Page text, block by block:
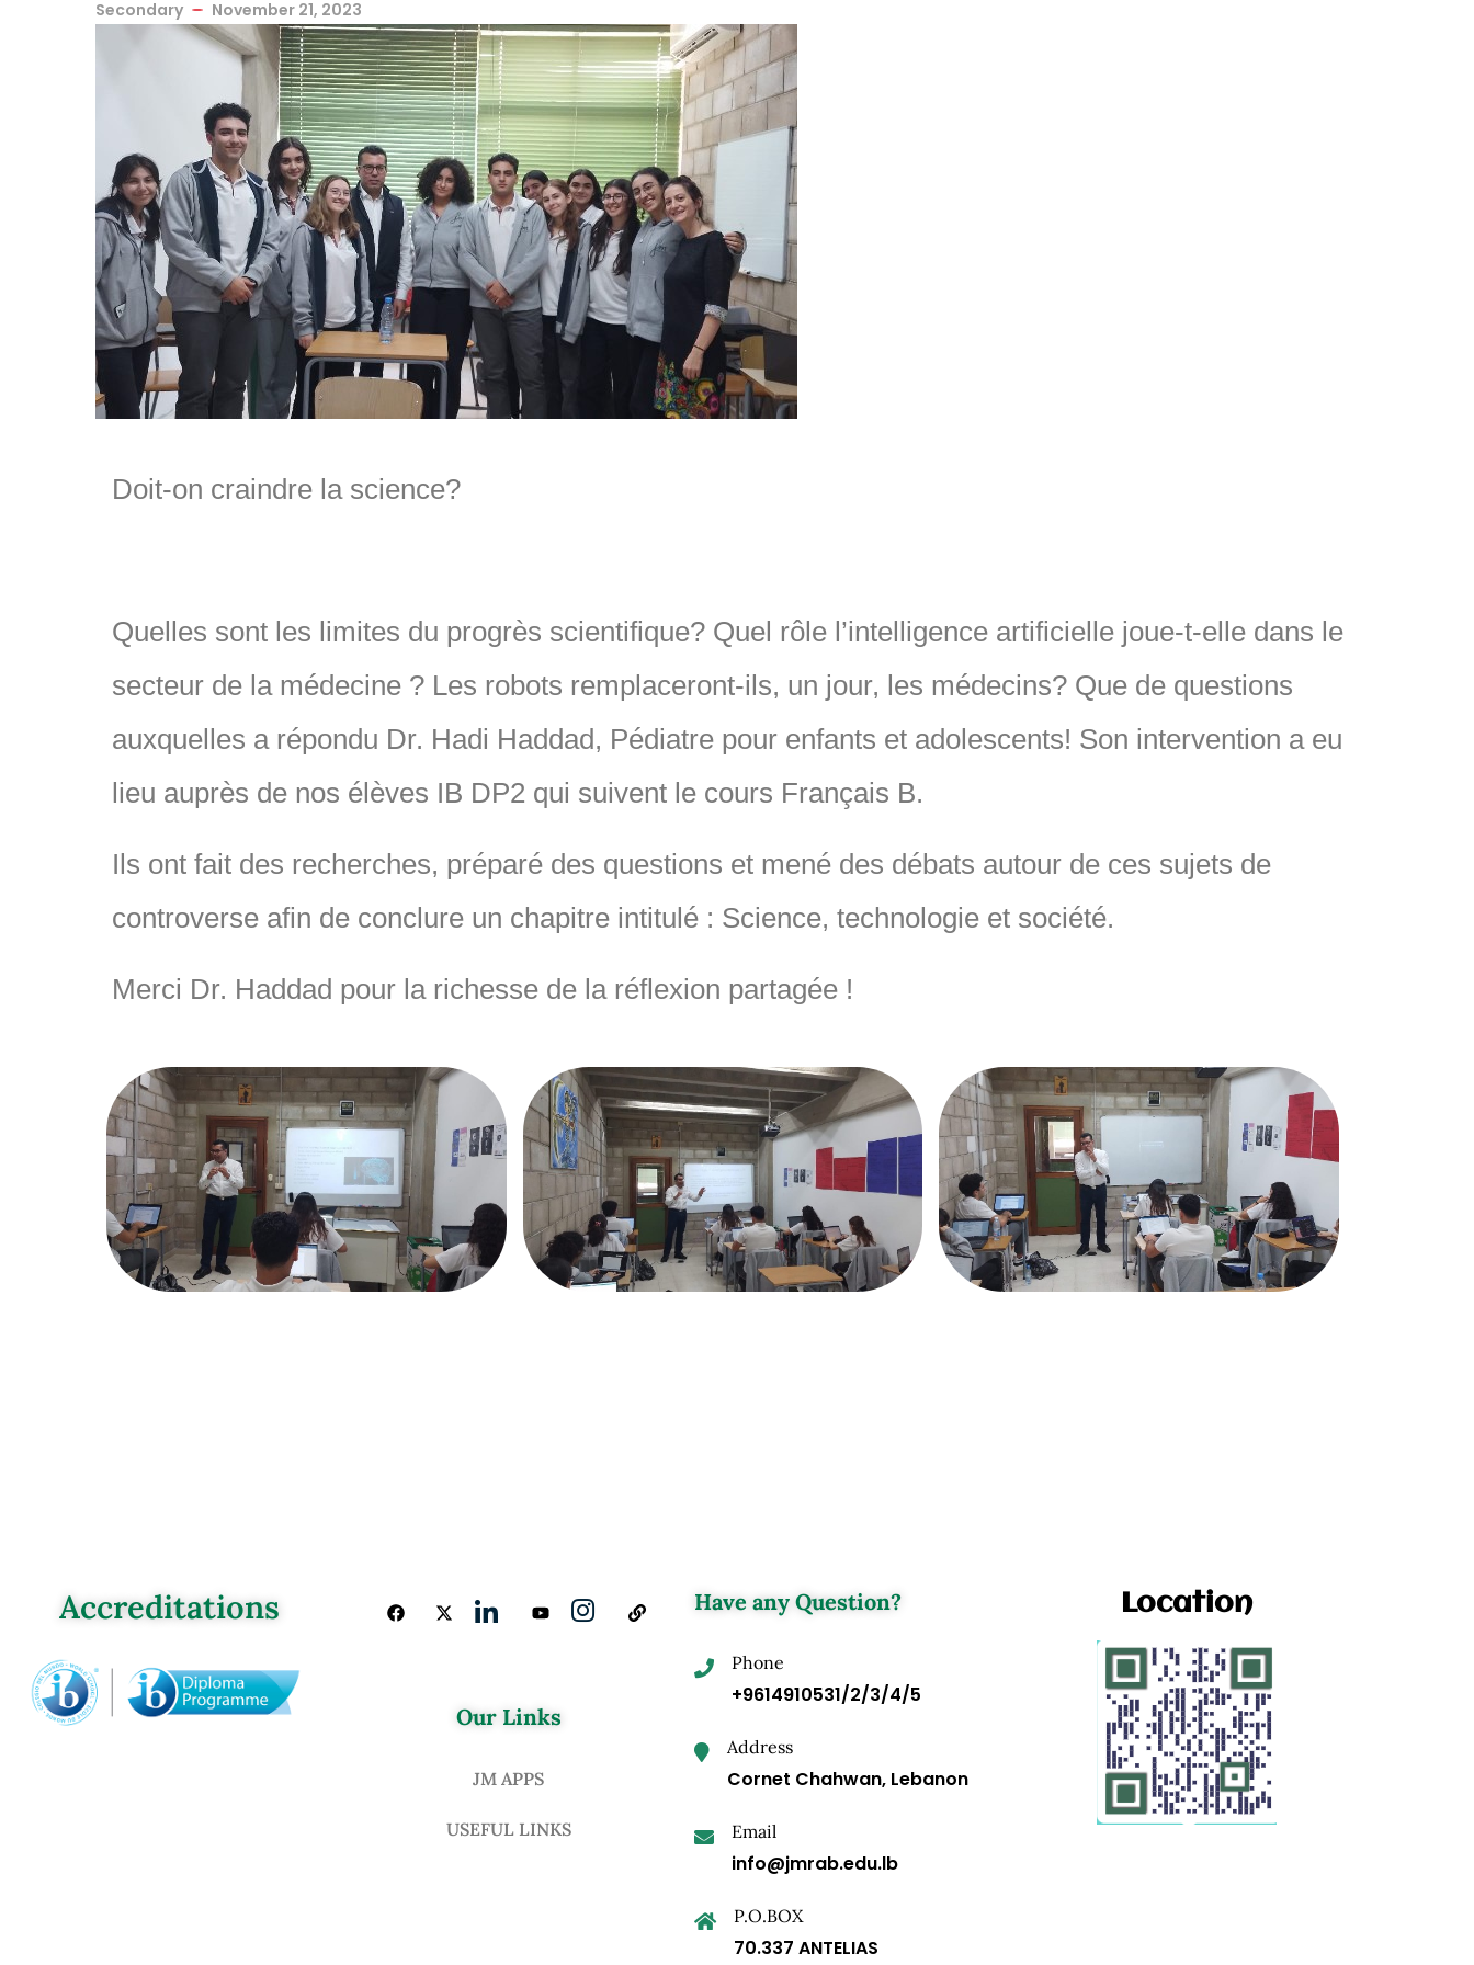
Secondary November 21, 2023
Doit-on craindre la science?
Quelles sont les limites du progrès scientifique? Quel rôle l’intelligence artificielle joue-t-elle dans le
secteur de la médecine ? Les robots remplaceront-ils, un jour, les médecins? Que de questions
auxquelles a répondu Dr. Hadi Haddad, Pédiatre pour enfants et adolescents! Son intervention a eu
lieu auprès de nos élèves IB DP2 qui suivent le cours Français B.
Ils ont fait des recherches, préparé des questions et mené des débats autour de ces sujets de
controverse afin de conclure un chapitre intitulé : Science, technologie et société.
Merci Dr. Haddad pour la richesse de la réflexion partagée !
Accreditations
Our Links
JM APPS
USEFUL LINKS
Have any Question?
Phone
+9614910531/2/3/4/5
Address
Cornet Chahwan, Lebanon
Email
info@jmrab.edu.lb
P.O.BOX
70.337 ANTELIAS
Location